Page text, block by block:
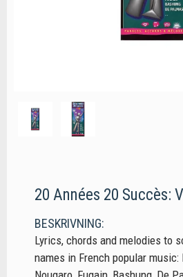
20 Années 20 Succès:
BESKRIVNING:
Lyrics, chords and melodies to
names in French popular music: